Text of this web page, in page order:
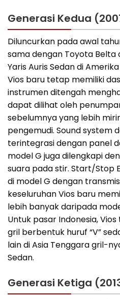
Generasi Kedua
Diluncurkan pada awal
sama dengan Toyota Belta
Yaris Auris Sedan di
Vios baru tetap memiliki
instrumen ditengah
dapat dilihat oleh
sebelumnya yang lebih
pengemudi. Sound system
terintegrasi dengan panel
model G juga dilengkapi
suara pada stir. Start/Stop
di model G dengan
keseluruhan Vios baru
lebih banyak daripada
Untuk pasar Indonesia,
gril berbentuk huruf “V”
lain di Asia Tenggara gril-
Sedan.
Generasi Ketiga